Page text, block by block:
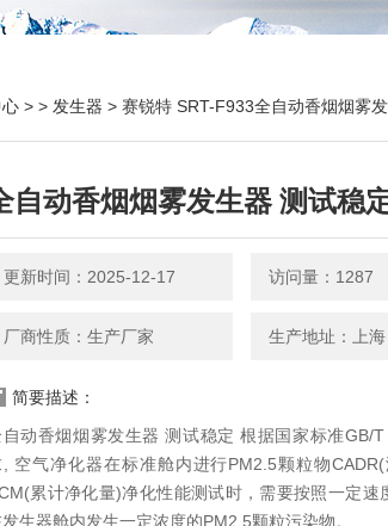
> > 发生器 > 赛锐特 SRT-F933全自动香烟烟雾
自动香烟烟雾发生器 测试稳
更新时间：2025-12-17 访问量：1287
厂商性质：生产厂家 生产地址：上海
简要描述：
自动香烟烟雾发生器 测试稳定 根据国家标准GB/
, 空气净化器在标准舱内进行PM2.5颗粒物
累计净化量)净化性能测试时，需要按照一定速
生器舱内发生一定浓度的PM2.5颗粒污染物。